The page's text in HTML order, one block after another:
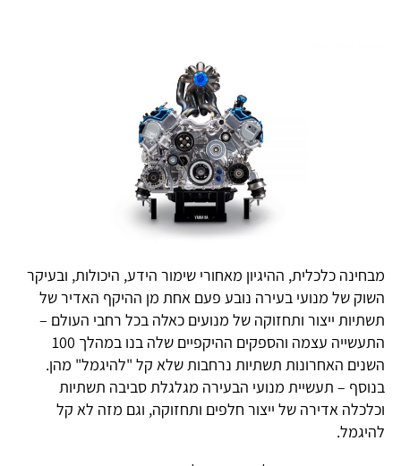
מבחינה כלכלית, ההיגיון מאחורי שימור הידע, היכולות, ובעיקר
השוק של מנועי בעירה נובע פעם אחת מן ההיקף האדיר של
תשתיות ייצור ותחזוקה של מנועים כאלה בכל רחבי העולם –
התעשייה עצמה והספקים ההיקפיים שלה בנו במהלך 100
השנים האחרונות תשתיות נרחבות שלא קל "להיגמל" מהן.
בנוסף – תעשיית מנועי הבעירה מגלגלת סביבה תשתיות
וכלכלה אדירה של ייצור חלפים ותחזוקה, וגם מזה לא קל
להיגמל.